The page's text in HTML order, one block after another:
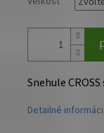
Snehule
Detailné